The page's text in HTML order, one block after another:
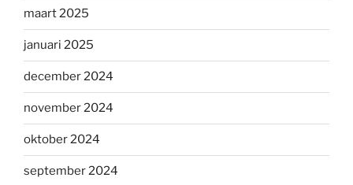
maart 2025
januari 2025
december 2024
november 2024
oktober 2024
september 2024